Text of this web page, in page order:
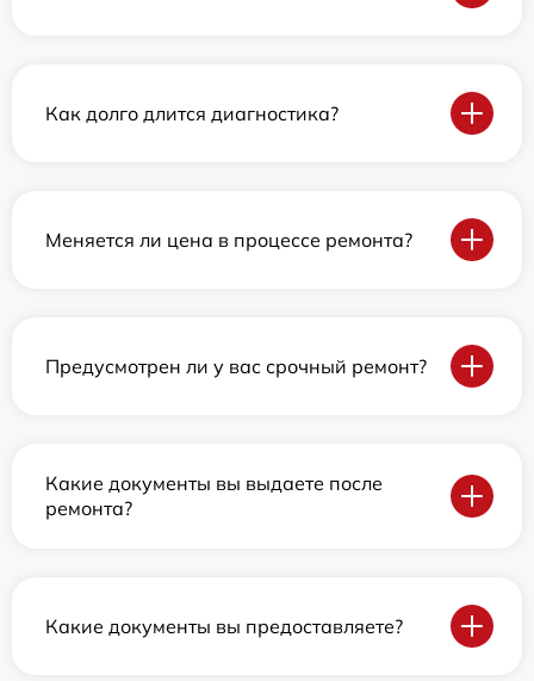
Как долго длится диагностика?
Меняется ли цена в процессе ремонта?
Предусмотрен ли у вас срочный ремонт?
Какие документы вы выдаете после
ремонта?
Какие документы вы предоставляете?